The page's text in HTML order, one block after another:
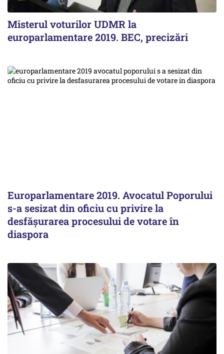
Misterul voturilor UDMR la
europarlamentare 2019. BEC, precizări
Europarlamentare 2019. Avocatul Poporului
s-a sesizat din oficiu cu privire la
desfăşurarea procesului de votare în
diaspora